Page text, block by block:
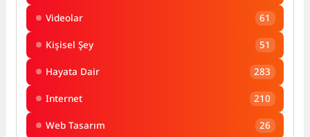
Videolar 61
Kişisel Şey 51
Hayata Dair 283
Internet 210
Web Tasarım 26